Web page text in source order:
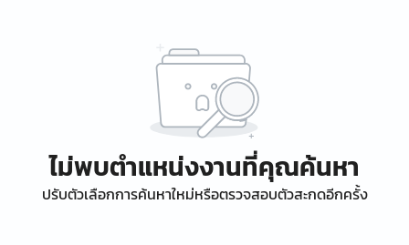
ไม่พบตำแหน่งงานที่คุณค้นหา
ปรับตัวเลือกการค้นหาใหม่หรือตรวจสอบตัวสะกดอีกครั้ง